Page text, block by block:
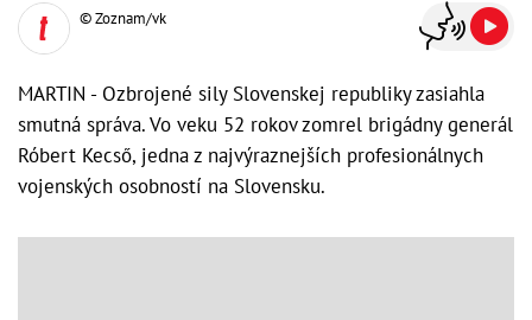
© Zoznam/vk
MARTIN - Ozbrojené sily Slovenskej republiky zasiahla
smutná správa. Vo veku 52 rokov zomrel brigádny generál
Róbert Kecső, jedna z najvýraznejších profesionálnych
vojenských osobností na Slovensku.